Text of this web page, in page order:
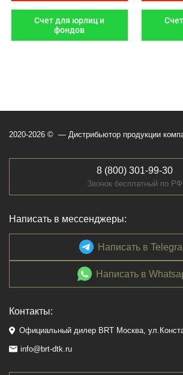
Счет для юрлиц и
фондов
2020-2026 © — Дистрибьютор продукции
8 (800) 301-99-30
Звонок бесплатный по РФ
Написать в мессенджеры:
Написать в
Написать в
Контакты:
Официальный дилер BRT Москва,
info@brt-dtk.ru